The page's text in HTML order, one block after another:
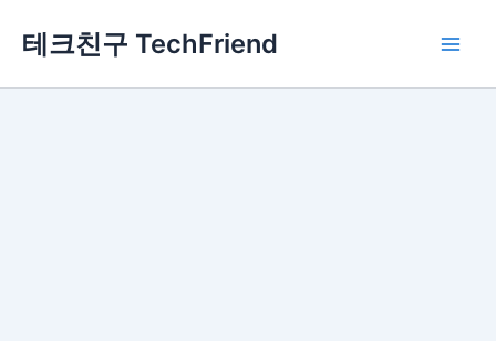
로
테크친구 TechFriend